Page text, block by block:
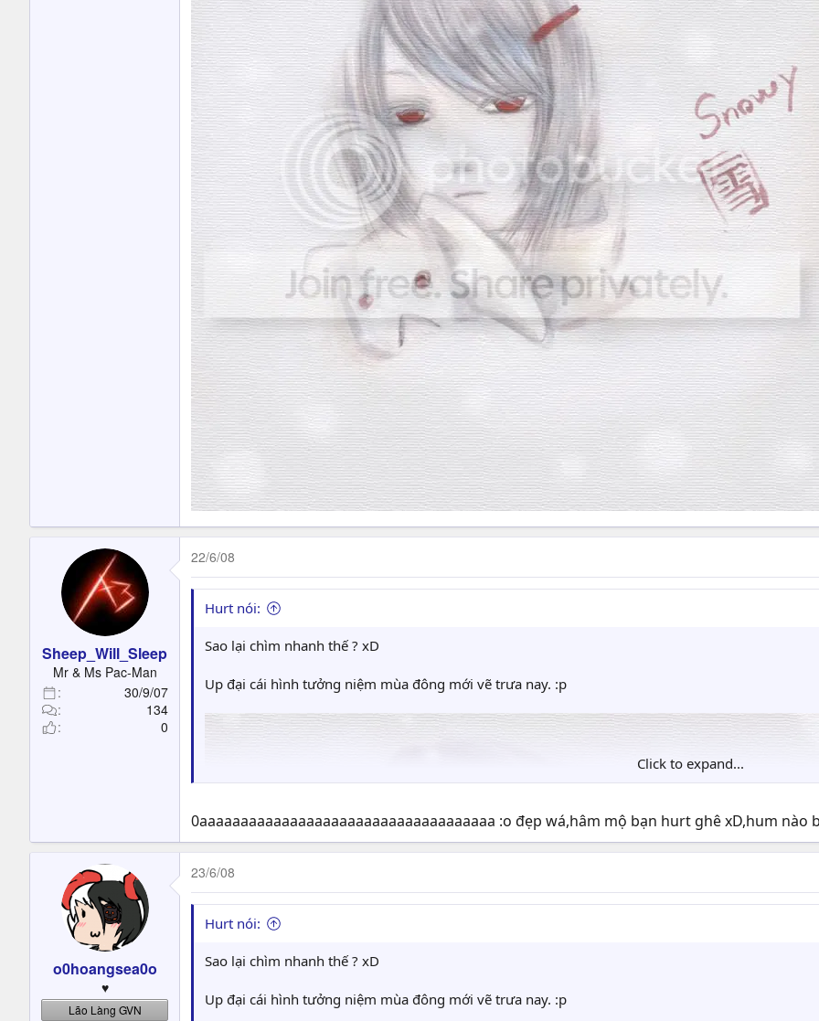
Sheep_Will_Sleep
Mr & Ms Pac-Man
30/9/07
134
0
22/6/08
Hurt nói:
Sao lại chìm nhanh thế ? xD
Up đại cái hình tưởng niệm mùa đông mới vẽ trưa nay. :p
Click to expand...
0aaaaaaaaaaaaaaaaaaaaaaaaaaaaaaaaaaaa :o đẹp wá,hâm mộ bạn hurt ghê xD,hum
o0hoangsea0o
♥
Lão Làng GVN
23/6/08
Hurt nói:
Sao lại chìm nhanh thế ? xD
Up đại cái hình tưởng niệm mùa đông mới vẽ trưa nay. :p